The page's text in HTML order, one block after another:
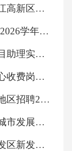
或从事损
给甲方造
向甲方
定履行售
的损失。
权从乙方
纠纷，如
2025广东湛江市坡头区（湛江高新区）选聘国有企业管理人员5人笔试历年备考题库附带答案详解
黑龙江省黑河市嫩江县2025-2026学年三下数学期末调研模拟试题（含解析）
2025广东南方文交所招聘项目助理实习生2人笔试历年典型考点题库附带答案详解
2025年黄山高速公路管理中心收费岗见习人员招聘10人笔试历年典型考点题库附带答案详解
2025年福建省人资集团漳州地区招聘2人笔试历年备考题库附带答案详解
2025年甘肃省临夏州临夏市城市发展投资集团招聘15人笔试历年常考点试题专练附带答案详解
2025年湖南湘潭经济技术开发区新发展有限公司招聘17人笔试历年常考点试题专练附带答案详解